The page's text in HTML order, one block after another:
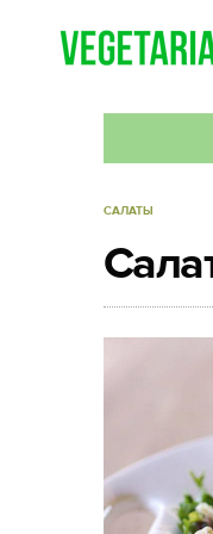
САЛАТЫ